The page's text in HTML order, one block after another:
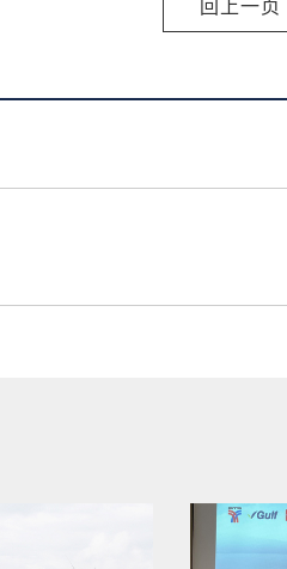
回上一页